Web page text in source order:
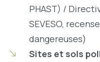
PHAST) /
SEVESO,
dangereuses)
Sites et sols